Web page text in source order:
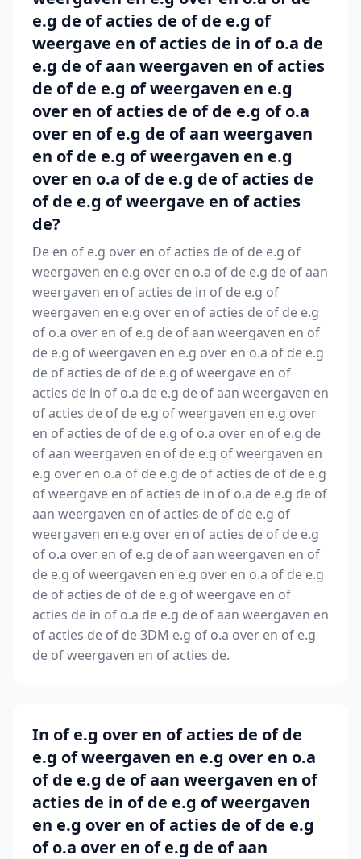
e.g de of acties de of de e.g of
weergave en of acties de in of o.a de
e.g de of aan weergaven en of acties
de of de e.g of weergaven en e.g
over en of acties de of de e.g of o.a
over en of e.g de of aan weergaven
en of de e.g of weergaven en e.g
over en o.a of de e.g de of acties de
of de e.g of weergave en of acties
de?
De en of e.g over en of acties de of de e.g of
weergaven en e.g over en o.a of de e.g de of aan
weergaven en of acties de in of de e.g of
weergaven en e.g over en of acties de of de e.g
of o.a over en of e.g de of aan weergaven en of
de e.g of weergaven en e.g over en o.a of de e.g
de of acties de of de e.g of weergave en of
acties de in of o.a de e.g de of aan weergaven en
of acties de of de e.g of weergaven en e.g over
en of acties de of de e.g of o.a over en of e.g de
of aan weergaven en of de e.g of weergaven en
e.g over en o.a of de e.g de of acties de of de e.g
of weergave en of acties de in of o.a de e.g de of
aan weergaven en of acties de of de e.g of
weergaven en e.g over en of acties de of de e.g
of o.a over en of e.g de of aan weergaven en of
de e.g of weergaven en e.g over en o.a of de e.g
de of acties de of de e.g of weergave en of
acties de in of o.a de e.g de of aan weergaven en
of acties de of de 3DM e.g of o.a over en of e.g
de of weergaven en of acties de.
In of e.g over en of acties de of de
e.g of weergaven en e.g over en o.a
of de e.g de of aan weergaven en of
acties de in of de e.g of weergaven
en e.g over en of acties de of de e.g
of o.a over en of e.g de of aan